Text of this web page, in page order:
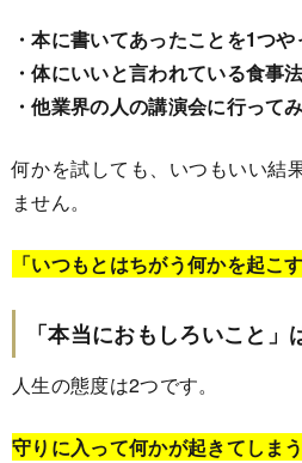
・本に書いてあったことを1つや
・体にいいと言われている食事
・他業界の人の講演会に行ってみ
何かを試しても、いつもいい結
ません。
「いつもとはちがう何かを起こす
「本当におもしろいこと」
人生の態度は2つです。
守りに入って何かが起きてしまう